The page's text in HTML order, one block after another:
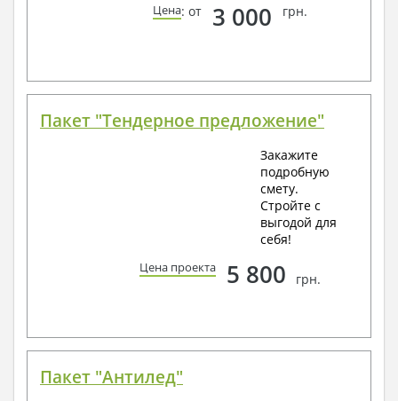
Цена: от 3 000 грн.
Пакет "Тендерное предложение"
Закажите
подробную
смету.
Стройте с
выгодой для
себя!
Цена проекта 5 800 грн.
Пакет "Антилед"